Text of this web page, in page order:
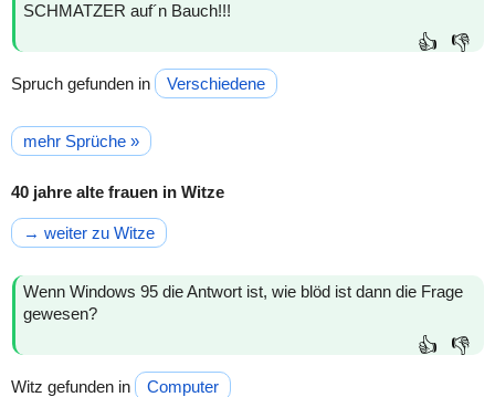
SCHMATZER auf´n Bauch!!!
👍 👎
Spruch gefunden in Verschiedene
mehr Sprüche »
40 jahre alte frauen in Witze
→ weiter zu Witze
Wenn Windows 95 die Antwort ist, wie blöd ist dann die Frage
gewesen?
👍 👎
Witz gefunden in Computer